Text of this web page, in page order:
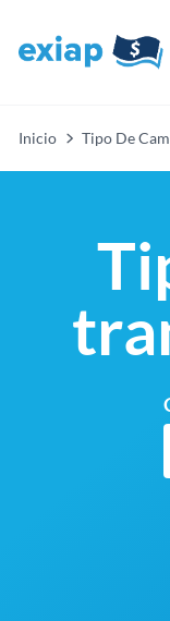
Inicio Tipo De